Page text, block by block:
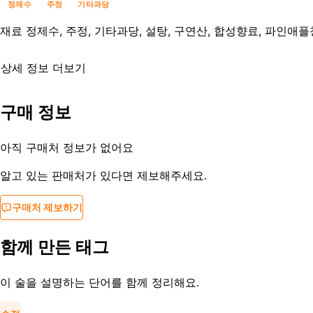
정제수 주정 기타과당
재료 정제수, 주정, 기타과당, 설탕, 구연산, 합성향료, 파인애플
상세 정보 더보기
등록일
구매 정보
아직 구매처 정보가 없어요
알고 있는 판매처가 있다면 제보해주세요.
구매처 제보하기
함께 만든 태그
이 술을 설명하는 단어를 함께 정리해요.